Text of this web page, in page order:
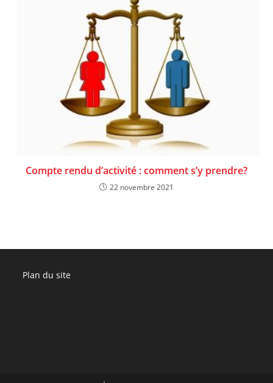
Compte rendu d’activité : comment s’y prendre?
22 novembre 2021
Plan du site